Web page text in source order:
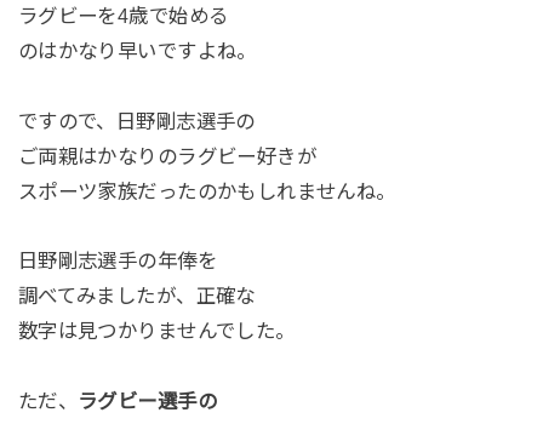
ラグビーを4歳で始める
のはかなり早いですよね。
ですので、日野剛志選手の
ご両親はかなりのラグビー好きが
スポーツ家族だったのかもしれませんね。
日野剛志選手の年俸を
調べてみましたが、正確な
数字は見つかりませんでした。
ただ、
ラグビー選手の